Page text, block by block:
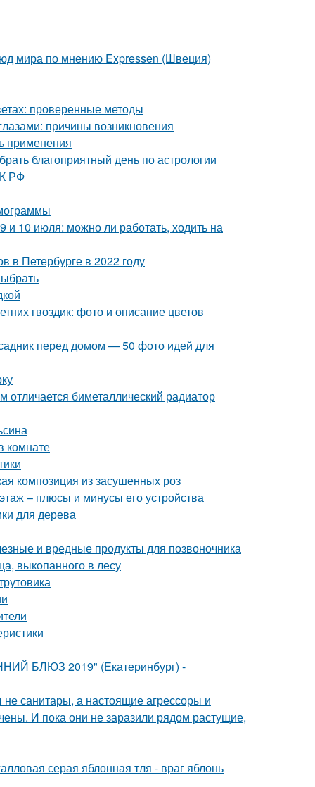
мира по мнению Expressen (Швеция)
проверенные методы
причины возникновения
применения
благоприятный день по астрологии
РФ
и 10 июля: можно ли работать, ходить на
в Петербурге в 2022 году
гвоздик: фото и описание цветов
перед домом — 50 фото идей для
биметаллический радиатор
комнате
композиция из засушенных роз
– плюсы и минусы его устройства
для дерева
и вредные продукты для позвоночника
выкопанного в лесу
БЛЮЗ 2019" (Екатеринбург) -
санитары, а настоящие агрессоры и
И пока они не заразили рядом растущие,
серая яблонная тля - враг яблонь